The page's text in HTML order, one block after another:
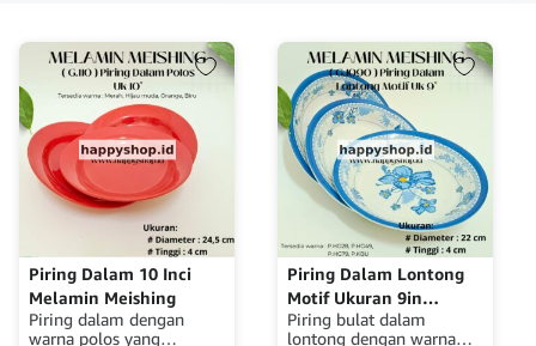
Piring Dalam 10 Inci
Melamin Meishing
Piring dalam dengan
warna polos yang
Piring Dalam Lontong
Motif Ukuran 9in
Melamin Meishing
Piring bulat dalam
lontong dengan warna